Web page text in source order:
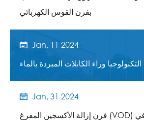
بفرن القوس الكهربائي
 Jan, 11 2024
التكنولوجيا وراء الكابلات المبردة بالماء

Jan, 31 2024
فرن إزالة الأكسجين المفرغ (VOD) في